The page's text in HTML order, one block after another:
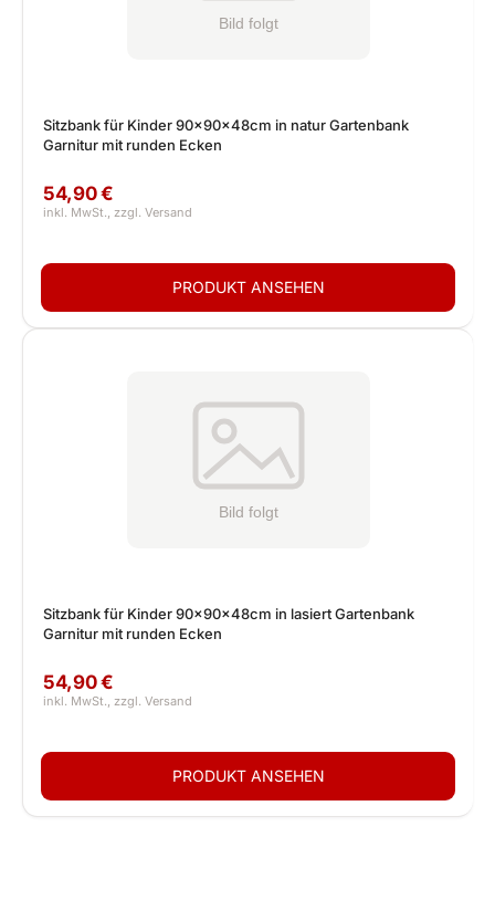
Sitzbank für Kinder 90x90x48cm in natur Gartenbank
Garnitur mit runden Ecken
54,90 €
Sitzbank für Kinder 90x90x48cm in lasiert Gartenbank
Garnitur mit runden Ecken
54,90 €